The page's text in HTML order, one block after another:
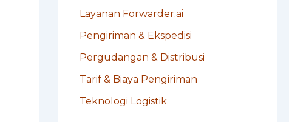
Layanan Forwarder.ai
Pengiriman & Ekspedisi
Pergudangan & Distribusi
Tarif & Biaya Pengiriman
Teknologi Logistik